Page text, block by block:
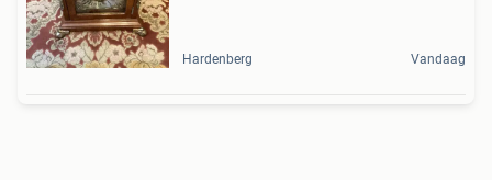
Hardenberg Vandaag